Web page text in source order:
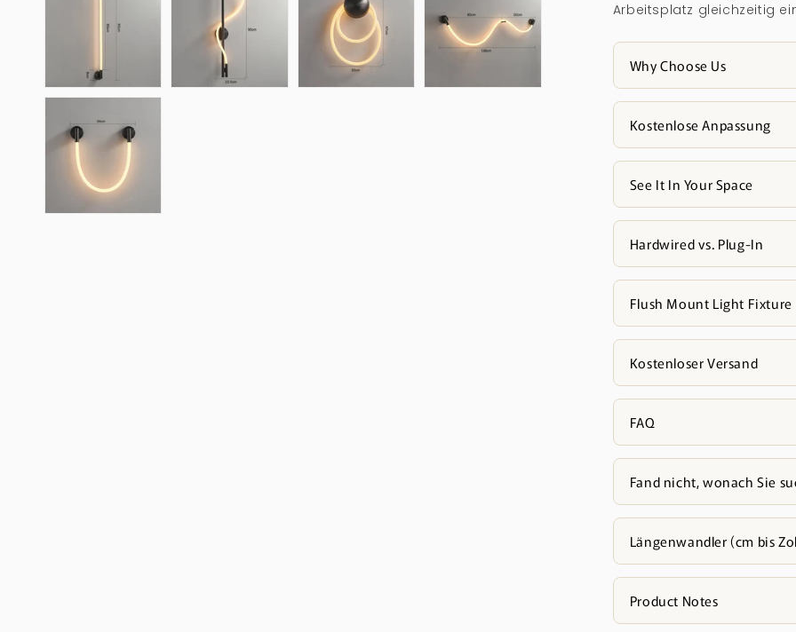
Arbeitsplatz gleichzeitig
Why Choose Us
Kostenlose Anpassung
See It In Your Space
Hardwired vs. Plug-In
Flush Mount Light Fixture
Kostenloser Versand
FAQ
Fand nicht, wonach Sie
Längenwandler (cm bis
Product Notes